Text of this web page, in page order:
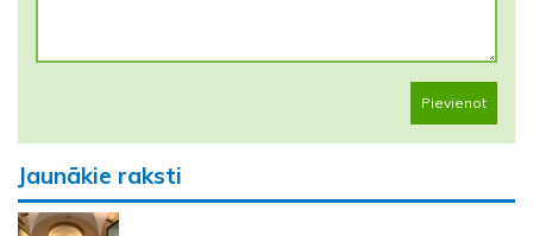
Pievienot
Jaunākie raksti